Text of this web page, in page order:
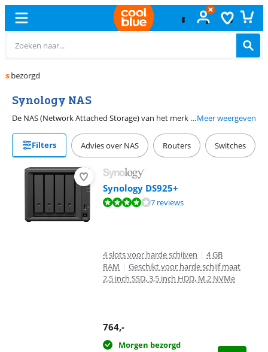
Synology NAS
De NAS (Network Attached Storage) van het merk Synology staan bekend om hun gebruiksvriendelijke en uitgebreide DiskStation Manager software (DSM). Hiermee installeer je apps en beheer je de NAS, waardoor je hem kan aanpassen naar eigen wens en gebruik. Zo installeer je media apps, een bewakingscentrum voor ip-camera's en virtualisatiesoftware. Synology NAS hebben vaak 2 harde schijf sleuven of meer, waardoor je dankzij RAID opstellingen je bestanden veilig bewaart. Synology NAS variëren van eenvoudige instapmodellen met 1 bay (harde schijf sleuf) tot NAS met krachtige processors voor fanatieke hobbyisten en professionals.Meer weergeven
Filters Advies over NAS Routers Switches
Synology DS925+
Beoordeling is 8,1 van de 10, gebaseerd op 7 reviews.
7 reviews
4 slots voor harde schijven | 4 GB
RAM | Geschikt voor harde schijf maat
2,5 inch SSD, 3,5 inch HDD, M.2 NVMe
764,-
Morgen bezorgd